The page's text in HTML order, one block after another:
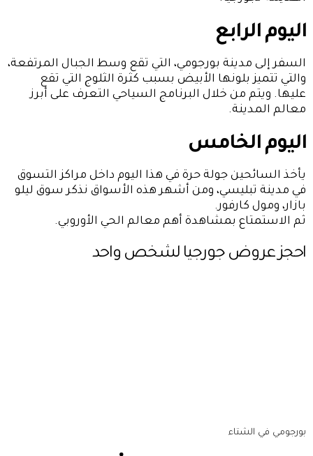
اليوم الرابع
السفر إلى مدينة بورجومي، التي تقع وسط الجبال المرتفعة،
والتي تتميز بلونها الأبيض بسبب كثرة الثلوج التي تقع
عليها. ويتم من خلال البرنامج السياحي التعرف على أبرز
معالم المدينة.
اليوم الخامس
يأخذ السائحين جولة حرة في هذا اليوم داخل مراكز التسوق
في مدينة تبليسي، ومن أشهر هذه الأسواق نذكر سوق ليلو
بازار، ومول كارفور.
ثم الاستمتاع بمشاهدة أهم معالم الحي الأوروبي.
احجزعروض جورجيا لشخص واحد
بورجومي في الشتاء